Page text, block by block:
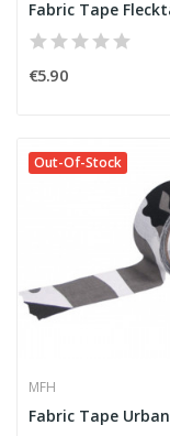
€5.90
Out-Of-Stock
MFH
Fabric Tape Urban